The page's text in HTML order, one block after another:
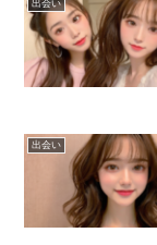
出会い
出会い